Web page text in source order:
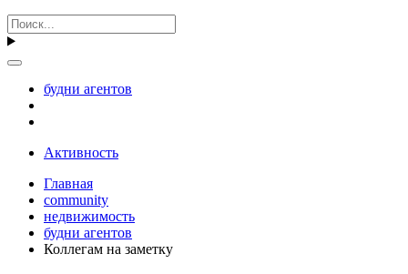
будни агентов
Активность
Главная
community
недвижимость
будни агентов
Коллегам на заметку